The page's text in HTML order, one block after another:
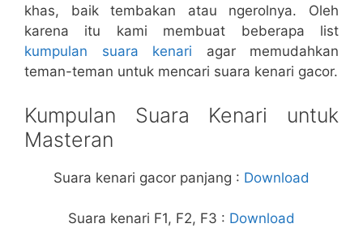
khas, baik tembakan atau ngerolnya. Oleh
karena itu kami membuat beberapa list
kumpulan suara kenari agar memudahkan
teman-teman untuk mencari suara kenari gacor.
Kumpulan Suara Kenari untuk
Masteran
Suara kenari gacor panjang : Download
Suara kenari F1, F2, F3 : Download